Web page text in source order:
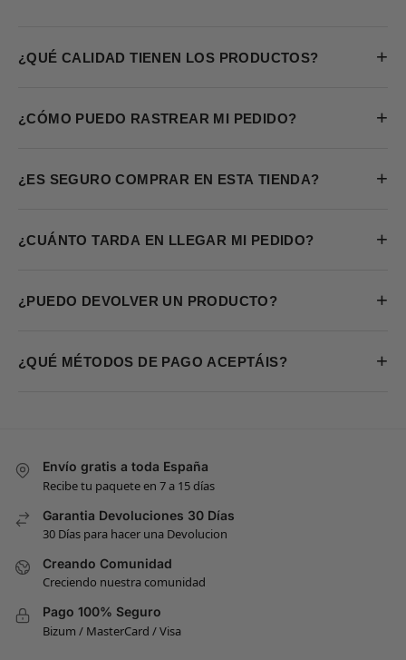
¿QUÉ CALIDAD TIENEN LOS PRODUCTOS? +
¿CÓMO PUEDO RASTREAR MI PEDIDO? +
¿ES SEGURO COMPRAR EN ESTA TIENDA? +
¿CUÁNTO TARDA EN LLEGAR MI PEDIDO? +
¿PUEDO DEVOLVER UN PRODUCTO? +
¿QUÉ MÉTODOS DE PAGO ACEPTÁIS? +
Envío gratis a toda España
Recibe tu paquete en 7 a 15 días
Garantia Devoluciones 30 Días
30 Días para hacer una Devolucion
Creando Comunidad
Creciendo nuestra comunidad
Pago 100% Seguro
Bizum / MasterCard / Visa